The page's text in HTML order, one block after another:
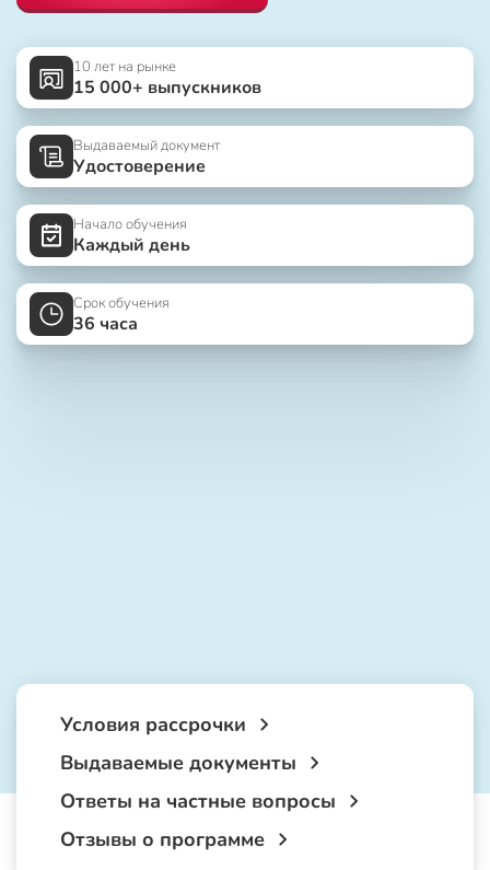
10 лет на рынке
15 000+ выпускников
Выдаваемый документ
Удостоверение
Начало обучения
Каждый день
Срок обучения
36 часа
Условия рассрочки
Выдаваемые документы
Ответы на частные вопросы
Отзывы о программе